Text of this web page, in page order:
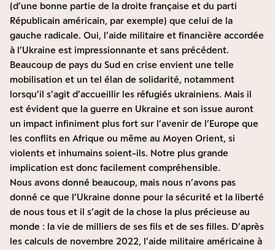
(d’une bonne partie de la droite française et du parti
Républicain américain, par exemple) que celui de la
gauche radicale. Oui, l’aide militaire et financière accordée
à l’Ukraine est impressionnante et sans précédent.
Beaucoup de pays du Sud en crise envient une telle
mobilisation et un tel élan de solidarité, notamment
lorsqu’il s’agit d’accueillir les réfugiés ukrainiens. Mais il
est évident que la guerre en Ukraine et son issue auront
un impact infiniment plus fort sur l’avenir de l’Europe que
les conflits en Afrique ou même au Moyen Orient, si
violents et inhumains soient-ils. Notre plus grande
implication est donc facilement compréhensible.
Nous avons donné beaucoup, mais nous n’avons pas
donné ce que l’Ukraine donne pour la sécurité et la liberté
de nous tous et il s’agit de la chose la plus précieuse au
monde : la vie de milliers de ses fils et de ses filles. D’après
les calculs de novembre 2022, l’aide militaire américaine à